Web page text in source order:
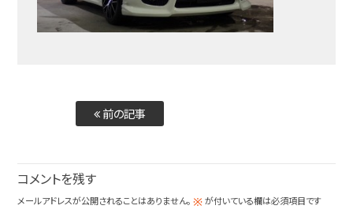
前の記事
コメントを残す
メールアドレスが公開されることはありません。 ※が付いている欄は必須項目です